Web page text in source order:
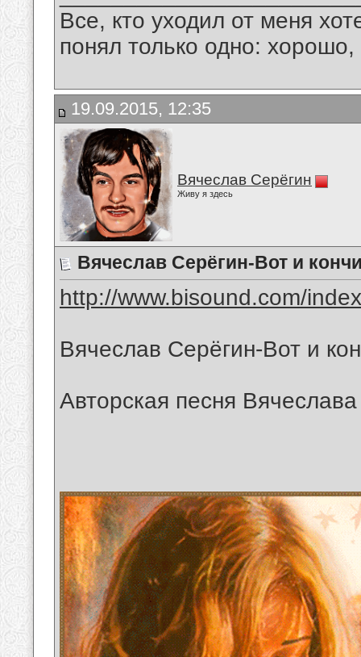
Все, кто уходил от меня
понял только одно:
19.09.2015, 12:35
Вячеслав Серёгин
Живу я здесь
Вячеслав Серёгин-Вот и
http://www.bisound.com/
Вячеслав Серёгин-Вот и
Авторская песня